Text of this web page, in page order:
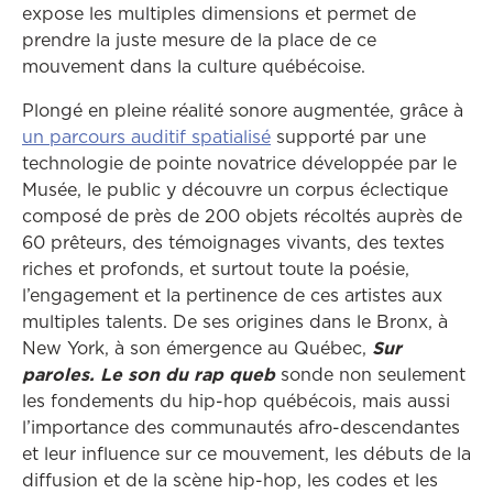
expose les multiples dimensions et permet de
prendre la juste mesure de la place de ce
mouvement dans la culture québécoise.
Plongé en pleine réalité sonore augmentée, grâce à
un parcours auditif spatialisé supporté par une
technologie de pointe novatrice développée par le
Musée, le public y découvre un corpus éclectique
composé de près de 200 objets récoltés auprès de
60 prêteurs, des témoignages vivants, des textes
riches et profonds, et surtout toute la poésie,
l’engagement et la pertinence de ces artistes aux
multiples talents. De ses origines dans le Bronx, à
New York, à son émergence au Québec, Sur
paroles. Le son du rap quebsonde non seulement
les fondements du hip-hop québécois, mais aussi
l’importance des communautés afro-descendantes
et leur influence sur ce mouvement, les débuts de la
diffusion et de la scène hip-hop, les codes et les